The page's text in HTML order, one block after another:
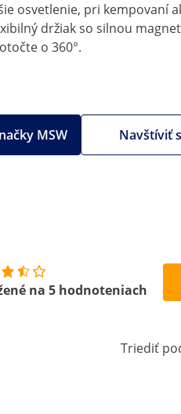
osvetlenie, pri kempovaní
držiak so silnou
o 360°.
Navštíviť
MSW
na 5 hodnoteniach
Triediť